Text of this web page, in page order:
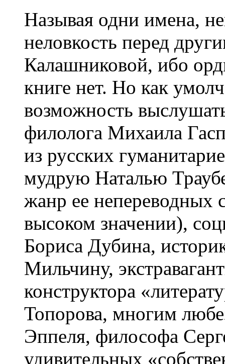
Называя одни имена,
неловкость перед
Калашниковой, ибо
книге нет. Но как
возможность
филолога Михаила
из русских
мудрую Наталью
жанр ее непереводных
высоком значении),
Бориса Дубина,
Мильчину,
конструктора
Топорова, многим
Эппеля, философа
удивительных